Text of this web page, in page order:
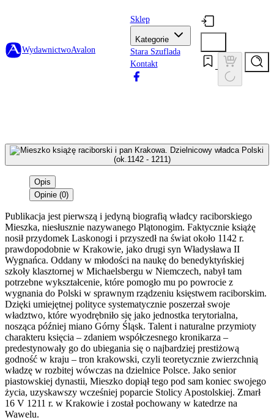
WydawnictwoAvalon
Sklep
Kategorie
Stara Szuflada
Kontakt
Opis
Opinie (0)
Publikacja jest pierwszą i jedyną biografią władcy raciborskiego
Mieszka, niesłusznie nazywanego Plątonogim. Faktycznie książę
nosił przydomek Laskonogi i przyszedł na świat około 1142 r.
prawdopodobnie w Krakowie, jako drugi syn Władysława II
Wygnańca. Oddany w młodości na naukę do benedyktyńskiej
szkoły klasztornej w Michaelsbergu w Niemczech, nabył tam
potrzebne wykształcenie, które pomogło mu po powrocie z
wygnania do Polski w sprawnym rządzeniu księstwem raciborskim.
Dzięki umiejętnej polityce systematycznie poszerzał swoje
władztwo, które wyodrębniło się jako jednostka terytorialna,
nosząca później miano Górny Śląsk. Talent i naturalne przymioty
charakteru księcia – zdaniem współczesnego kronikarza –
predestynowały go do ubiegania się o najbardziej prestiżową
godność w kraju – tron krakowski, czyli teoretycznie zwierzchnią
władzę w rozbitej wówczas na dzielnice Polsce. Jako senior
piastowskiej dynastii, Mieszko dopiął tego pod sam koniec swojego
życia, uzyskawszy wcześniej poparcie Stolicy Apostolskiej. Zmarł
16 V 1211 r. w Krakowie i został pochowany w katedrze na
Wawelu.